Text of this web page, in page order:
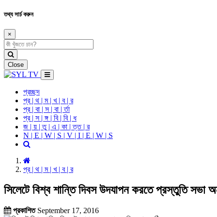
তথ্য সার্চ করুন
×
Close
প্রচ্ছদ
প্র | থ | ম | খ | ব | র
প্র | বা | স | বা | র্তা
প্র | স | ঙ্গ | বি | বি | ধ
জ | য় | তু | এ | কা | ত্ত | র
N | E | W | S | V | I | E | W | S
প্র | থ | ম | খ | ব | র
সিলেটে বিশ্ব শান্তি দিবস উদযাপন করতে প্রস্তুতি সভা
প্রকাশিতSeptember 17, 2016